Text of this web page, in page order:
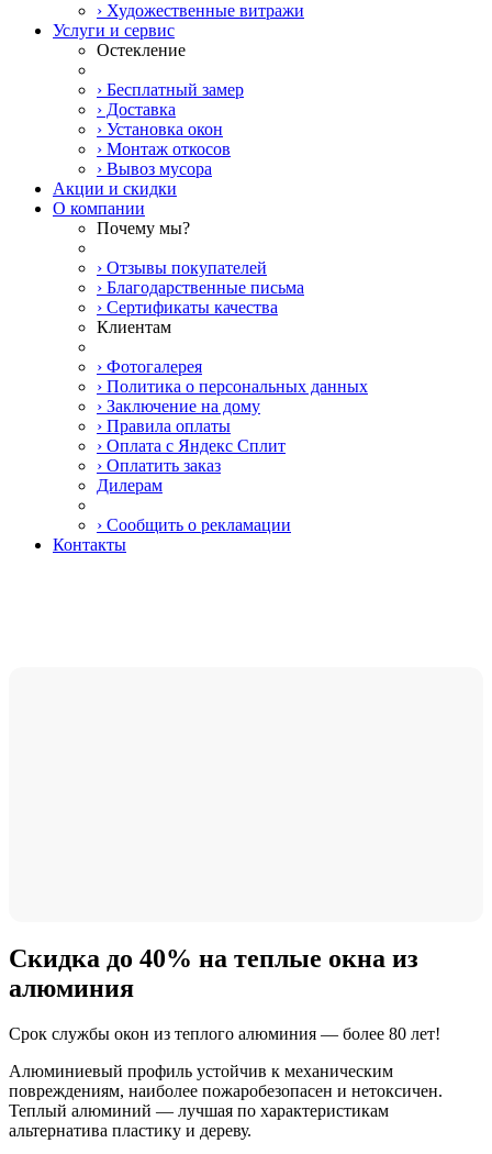
› Художественные витражи
Услуги и сервис
Остекление
› Бесплатный замер
› Доставка
› Установка окон
› Монтаж откосов
› Вывоз мусора
Акции и скидки
О компании
Почему мы?
› Отзывы покупателей
› Благодарственные письма
› Сертификаты качества
Клиентам
› Фотогалерея
› Политика о персональных данных
› Заключение на дому
› Правила оплаты
› Оплата с Яндекс Сплит
› Оплатить заказ
Дилерам
› Сообщить о рекламации
Контакты
Скидка до 40% на теплые окна из
алюминия
Срок службы окон из теплого алюминия — более 80 лет!
Алюминиевый профиль устойчив к механическим
повреждениям, наиболее пожаробезопасен и нетоксичен.
Теплый алюминий — лучшая по характеристикам
альтернатива пластику и дереву.